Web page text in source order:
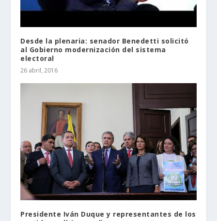
Desde la plenaria: senador Benedetti solicitó
al Gobierno modernización del sistema
electoral
26 abril, 2016
Presidente Iván Duque y representantes de los